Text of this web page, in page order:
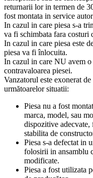
returnarii lor in termen de
fost montata in service
In cazul in care piesa s-a
va fi schimbata fara costuri
In cazul in care piesa este
piesa va fi înlocuita.
In cazul in care NU avem o
contravaloarea piesei.
Vanzatorul este exonerat
următoarelor situatii:
Piesa nu a fost
marca, model, sau
dispozitive adecvate,
stabilita de
Piesa s-a defectat in
folosirii in ansamblu
modificate.
Piesa a fost utilizata